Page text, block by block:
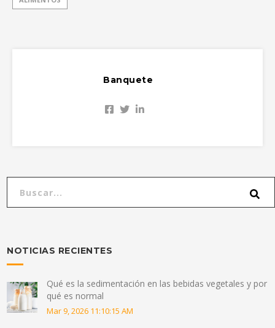
Banquete
NOTICIAS RECIENTES
Qué es la sedimentación en las bebidas vegetales y por
qué es normal
Mar 9, 2026 11:10:15 AM